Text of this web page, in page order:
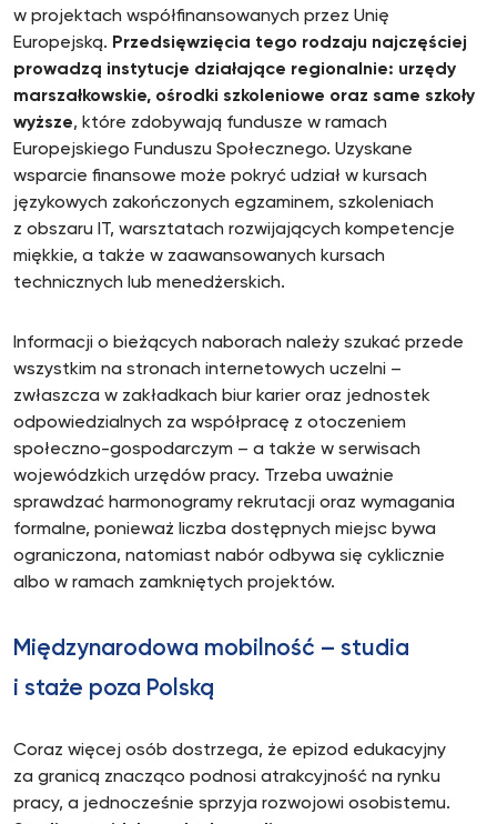
w projektach współfinansowanych przez Unię
Europejską. Przedsięwzięcia tego rodzaju najczęściej
prowadzą instytucje działające regionalnie: urzędy
marszałkowskie, ośrodki szkoleniowe oraz same szkoły
wyższe, które zdobywają fundusze w ramach
Europejskiego Funduszu Społecznego. Uzyskane
wsparcie finansowe może pokryć udział w kursach
językowych zakończonych egzaminem, szkoleniach
z obszaru IT, warsztatach rozwijających kompetencje
miękkie, a także w zaawansowanych kursach
technicznych lub menedżerskich.
Informacji o bieżących naborach należy szukać przede
wszystkim na stronach internetowych uczelni –
zwłaszcza w zakładkach biur karier oraz jednostek
odpowiedzialnych za współpracę z otoczeniem
społeczno-gospodarczym – a także w serwisach
wojewódzkich urzędów pracy. Trzeba uważnie
sprawdzać harmonogramy rekrutacji oraz wymagania
formalne, ponieważ liczba dostępnych miejsc bywa
ograniczona, natomiast nabór odbywa się cyklicznie
albo w ramach zamkniętych projektów.
Międzynarodowa mobilność – studia
i staże poza Polską
Coraz więcej osób dostrzega, że epizod edukacyjny
za granicą znacząco podnosi atrakcyjność na rynku
pracy, a jednocześnie sprzyja rozwojowi osobistemu.